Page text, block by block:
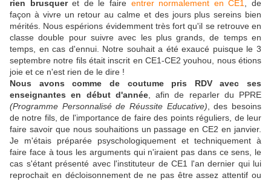
rien brusqueret de le faire entrer normalement en CE1
, de
façon à vivre un retour au calme et des jours plus sereins bien
mérités. Nous espérions évidemment très fort qu'il se retrouve en
classe double pour suivre avec les plus grands, de temps en
temps, en cas d'ennui. Notre souhait a été exaucé puisque le 3
septembre notre fils était inscrit en CE1-CE2 youhou, nous étions
joie et ce n'est rien de le dire !
Nous avons comme de coutume pris RDV avec ses
enseignantes en début d'année, afin de reparler du PPRE
(Programme Personnalisé de Réussite Educative) , des besoins
de notre fils, de l'importance de faire des points réguliers, de leur
faire savoir que nous souhaitions un passage en CE2 en janvier.
Je m'étais préparée psyschologiquement et techniquement à
faire face à tous les arguments qui n'iraient pas dans ce sens, le
cas s'étant présenté avec l'instituteur de CE1 l'an dernier qui lui
reprochait en décloisonnement de ne pas être assez attentif ou